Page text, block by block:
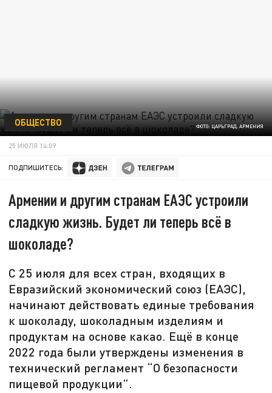
ФОТО: ЦАРЬГРАД. АРМЕНИЯ
ОБЩЕСТВО
25 ИЮЛЯ 14:09
ПОДПИШИТЕСЬ:
Армении и другим странам ЕАЭС устроили
сладкую жизнь. Будет ли теперь всё в
шоколаде?
С 25 июля для всех стран, входящих в
Евразийский экономический союз (ЕАЭС),
начинают действовать единые требования
к шоколаду, шоколадным изделиям и
продуктам на основе какао. Ещё в конце
2022 года были утверждены изменения в
технический регламент “О безопасности
пищевой продукции”.